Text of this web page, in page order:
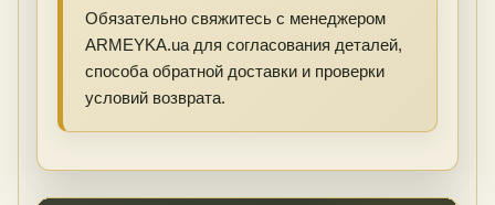
Обязательно свяжитесь с менеджером
ARMEYKA.ua для согласования деталей,
способа обратной доставки и проверки
условий возврата.